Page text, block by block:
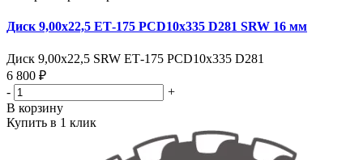
Диск 9,00х22,5 ЕТ-175 PCD10x335 D281 SRW 16 мм
Диск 9,00х22,5 SRW ЕТ-175 PCD10x335 D281
6 800 ₽
-
+
В корзину
Купить в 1 клик